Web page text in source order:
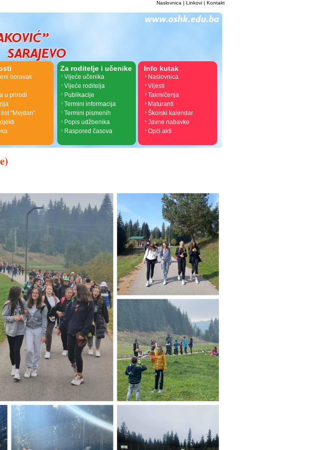
Naslovnica | Linkovi | Kontakt
boravak
u prirodi
list "Mejdan"
Za roditelje i učenike
Vijeće učenika
Vijeće roditelja
Publikacije
Termini informacija
Termini pismenih
Popis udžbenika
Raspored časova
Info kutak
Naslovnica
Vijesti
Takmičenja
Maturanti
Školski kalendar
Javne nabavke
Opći akti